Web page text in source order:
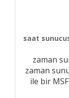
saat
zaman
zaman
ile bir